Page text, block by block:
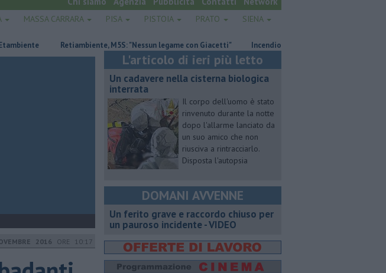
MASSA CARRARA PISA PISTOIA PRATO SIENA
Retiambiente, M5S: "Nessun legame con Giacetti" Incendio devasta un capannone, parte del
2016 ORE 10:17
L'articolo di ieri più letto
Un cadavere nella cisterna biologica
interrata
Il corpo dell'uomo è stato
rinvenuto durante la notte
dopo l'allarme lanciato da
un suo amico che non
riusciva a rintracciarlo.
Disposta l'autopsia
DOMANI AVVENNE
Un ferito grave e raccordo chiuso per
un pauroso incidente - VIDEO